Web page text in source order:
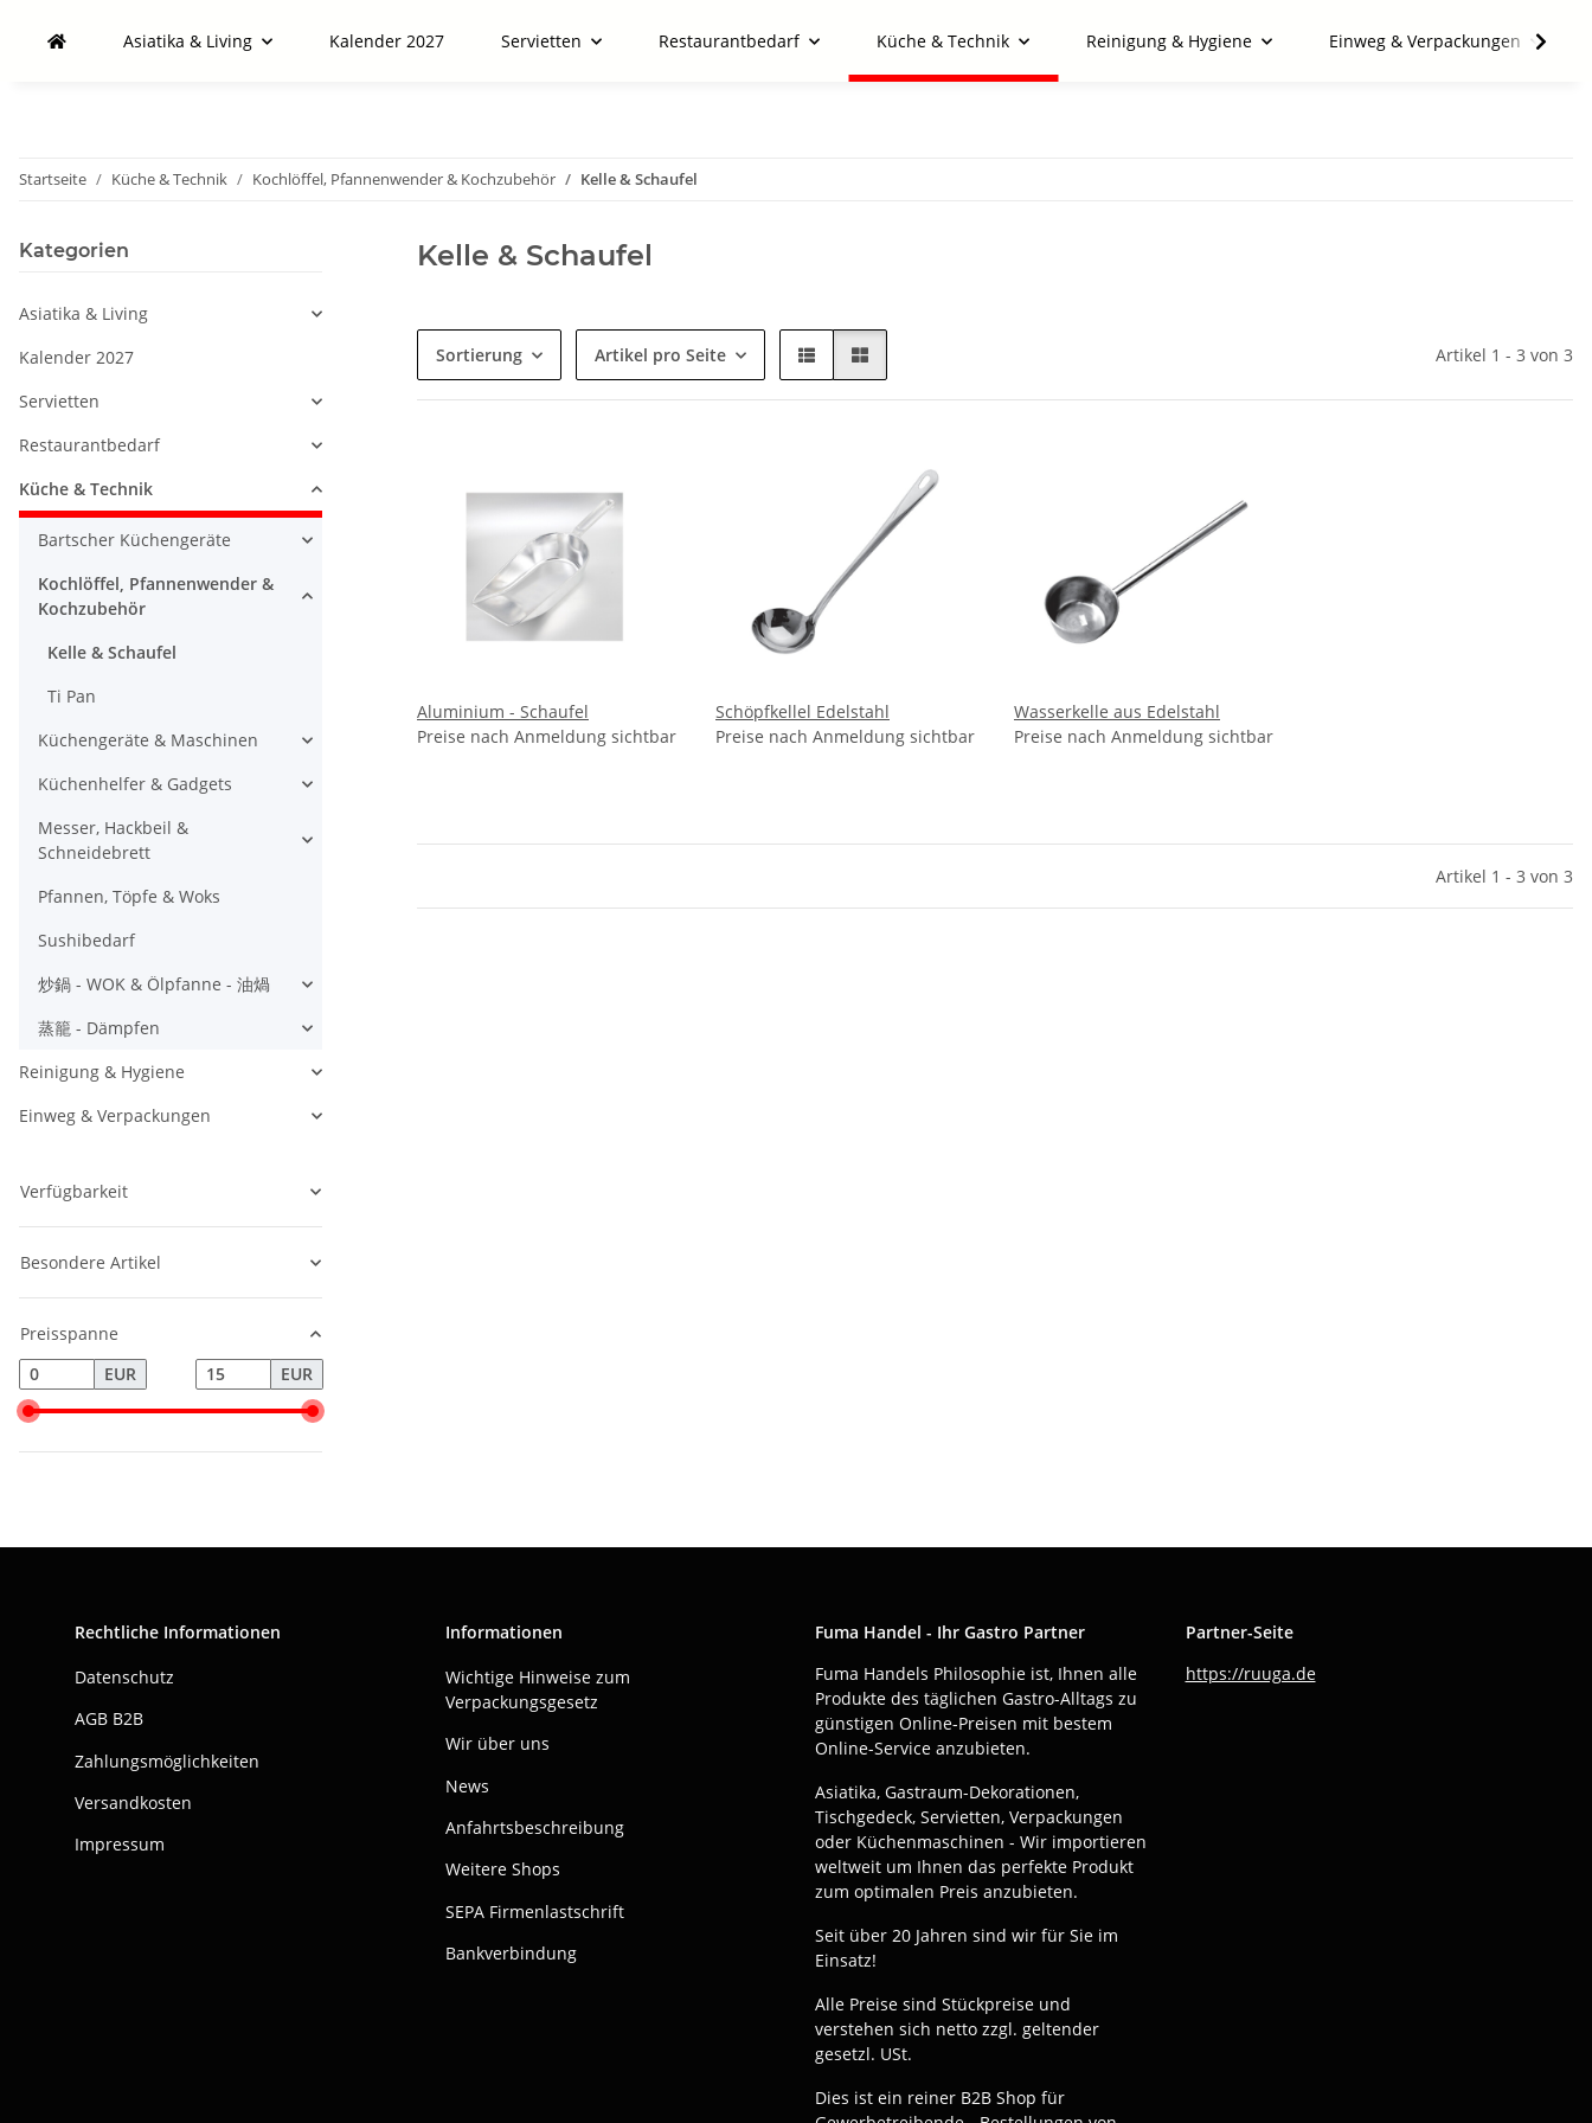
Asiatika & Living Kalender 2027 Servietten Restaurantbedarf Küche & Technik Reinigung & Hygiene Einweg & Verpackungen
Startseite Küche & Technik Kochlöffel, Pfannenwender & Kochzubehör Kelle & Schaufel
Kelle & Schaufel
Sortierung Artikel pro Seite Artikel 1 - 3 von 3
Aluminium - Schaufel
Preise nach Anmeldung sichtbar
Schöpfkellel Edelstahl
Preise nach Anmeldung sichtbar
Wasserkelle aus Edelstahl
Preise nach Anmeldung sichtbar
Artikel 1 - 3 von 3
Kategorien
Asiatika & Living
Kalender 2027
Servietten
Restaurantbedarf
Küche & Technik
Bartscher Küchengeräte
Kochlöffel, Pfannenwender &
Kochzubehör
Kelle & Schaufel
Ti Pan
Küchengeräte & Maschinen
Küchenhelfer & Gadgets
Messer, Hackbeil &
Schneidebrett
Pfannen, Töpfe & Woks
Sushibedarf
炒鍋 - WOK & Ölpfanne - 油煱
蒸籠 - Dämpfen
Reinigung & Hygiene
Einweg & Verpackungen
Verfügbarkeit
Besondere Artikel
Preisspanne
EUR
EUR
Rechtliche Informationen
Datenschutz
AGB B2B
Zahlungsmöglichkeiten
Versandkosten
Impressum
Informationen
Wichtige Hinweise zum
Verpackungsgesetz
Wir über uns
News
Anfahrtsbeschreibung
Weitere Shops
SEPA Firmenlastschrift
Bankverbindung
Fuma Handel - Ihr Gastro Partner
Fuma Handels Philosophie ist, Ihnen alle
Produkte des täglichen Gastro-Alltags zu
günstigen Online-Preisen mit bestem
Online-Service anzubieten.
Asiatika, Gastraum-Dekorationen,
Tischgedeck, Servietten, Verpackungen
oder Küchenmaschinen - Wir importieren
weltweit um Ihnen das perfekte Produkt
zum optimalen Preis anzubieten.
Seit über 20 Jahren sind wir für Sie im
Einsatz!
Alle Preise sind Stückpreise und
verstehen sich netto zzgl. geltender
gesetzl. USt.
Dies ist ein reiner B2B Shop für
Partner-Seite
https://ruuga.de